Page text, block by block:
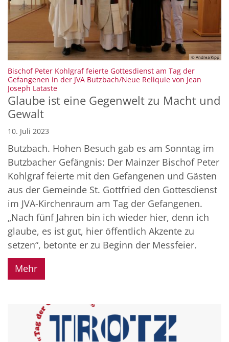
© Andrea Kipp
Bischof Peter Kohlgraf feierte Gottesdienst am Tag der
Gefangenen in der JVA Butzbach/Neue Reliquie von Jean
Joseph Lataste:
Glaube ist eine Gegenwelt zu Macht und
Gewalt
10. Juli 2023
Butzbach. Hohen Besuch gab es am Sonntag im
Butzbacher Gefängnis: Der Mainzer Bischof Peter
Kohlgraf feierte mit den Gefangenen und Gästen
aus der Gemeinde St. Gottfried den Gottesdienst
im JVA-Kirchenraum am Tag der Gefangenen.
„Nach fünf Jahren bin ich wieder hier, denn ich
glaube, es ist gut, hier öffentlich Akzente zu
setzen“, betonte er zu Beginn der Messfeier.
Mehr